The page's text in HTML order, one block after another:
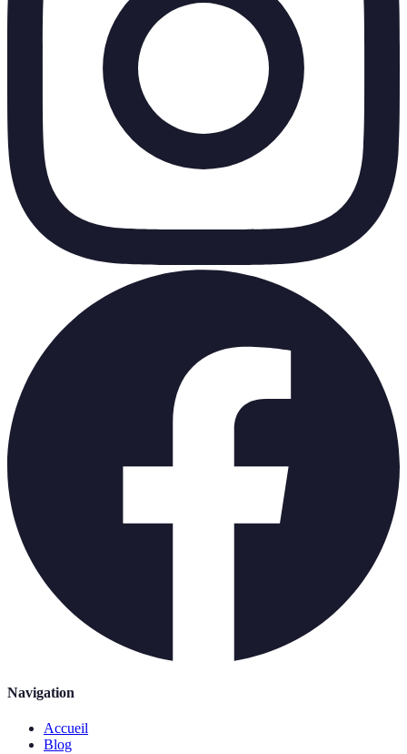
Navigation
Accueil
Blog